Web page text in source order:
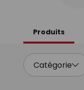
Produits
Catégorie